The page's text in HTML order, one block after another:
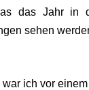
das Jahr in
sehen
ich vor